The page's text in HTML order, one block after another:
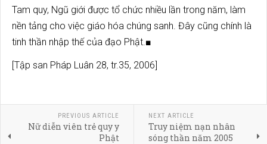
Tam quy, Ngũ giới được tổ chức nhiều lần trong năm, làm
nền tảng cho việc giáo hóa chúng sanh. Đây cũng chính là
tinh thần nhập thế của đạo Phật.■
[Tập san Pháp Luân 28, tr.35, 2006]
PREVIOUS ARTICLE
Nữ diễn viên trẻ quy y
Phật
NEXT ARTICLE
Truy niệm nạn nhân
sóng thần năm 2005